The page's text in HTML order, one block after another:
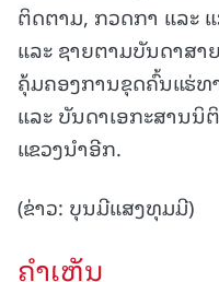
ຕິດຕາມ, ກວດກາ ແລະ
ແລະ ຊາຍຕາມບັນດາສ
ຄຸ້ມຄອງການຂຸດຄົ້ນແຮ່ທ
ແລະ ບັນດາເອກະສານນິ
ແຂວງນຳອີກ.
(ຂ່າວ: ບຸນມີແສງທຸມມີ)
ຄໍາເຫັນ